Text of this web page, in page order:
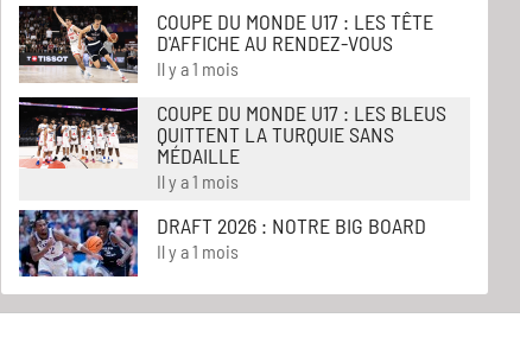
COUPE DU MONDE U17 : LES TÊTE
D'AFFICHE AU RENDEZ-VOUS
Il y a 1 mois
COUPE DU MONDE U17 : LES BLEUS
QUITTENT LA TURQUIE SANS
MÉDAILLE
Il y a 1 mois
DRAFT 2026 : NOTRE BIG BOARD
Il y a 1 mois